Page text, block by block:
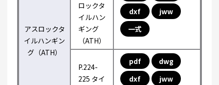
アスロックタ
イルハンギン
グ（ATH）
ロックタ
イルハン
ギング
（ATH）
dxf
jww
一式
P.224-
225 タイ
pdf
dwg
dxf
jww